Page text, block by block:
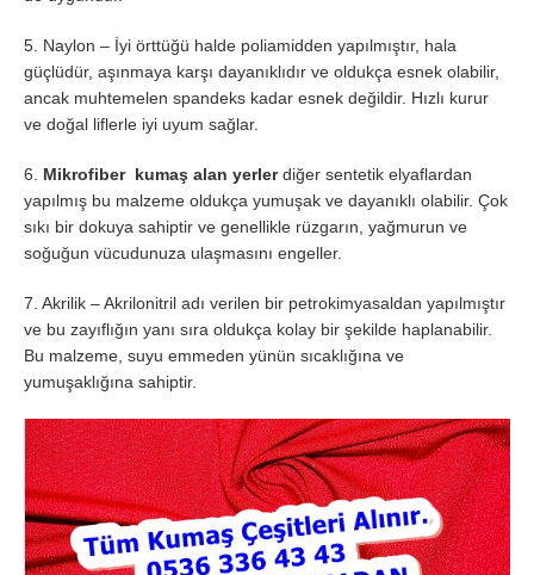
5. Naylon – İyi örttüğü halde poliamidden yapılmıştır, hala
güçlüdür, aşınmaya karşı dayanıklıdır ve oldukça esnek olabilir,
ancak muhtemelen spandeks kadar esnek değildir. Hızlı kurur
ve doğal liflerle iyi uyum sağlar.
6. Mikrofiber kumaş alan yerlerdiğer sentetik elyaflardan
yapılmış bu malzeme oldukça yumuşak ve dayanıklı olabilir. Çok
sıkı bir dokuya sahiptir ve genellikle rüzgarın, yağmurun ve
soğuğun vücudunuza ulaşmasını engeller.
7. Akrilik – Akrilonitril adı verilen bir petrokimyasaldan yapılmıştır
ve bu zayıflığın yanı sıra oldukça kolay bir şekilde haplanabilir.
Bu malzeme, suyu emmeden yünün sıcaklığına ve
yumuşaklığına sahiptir.